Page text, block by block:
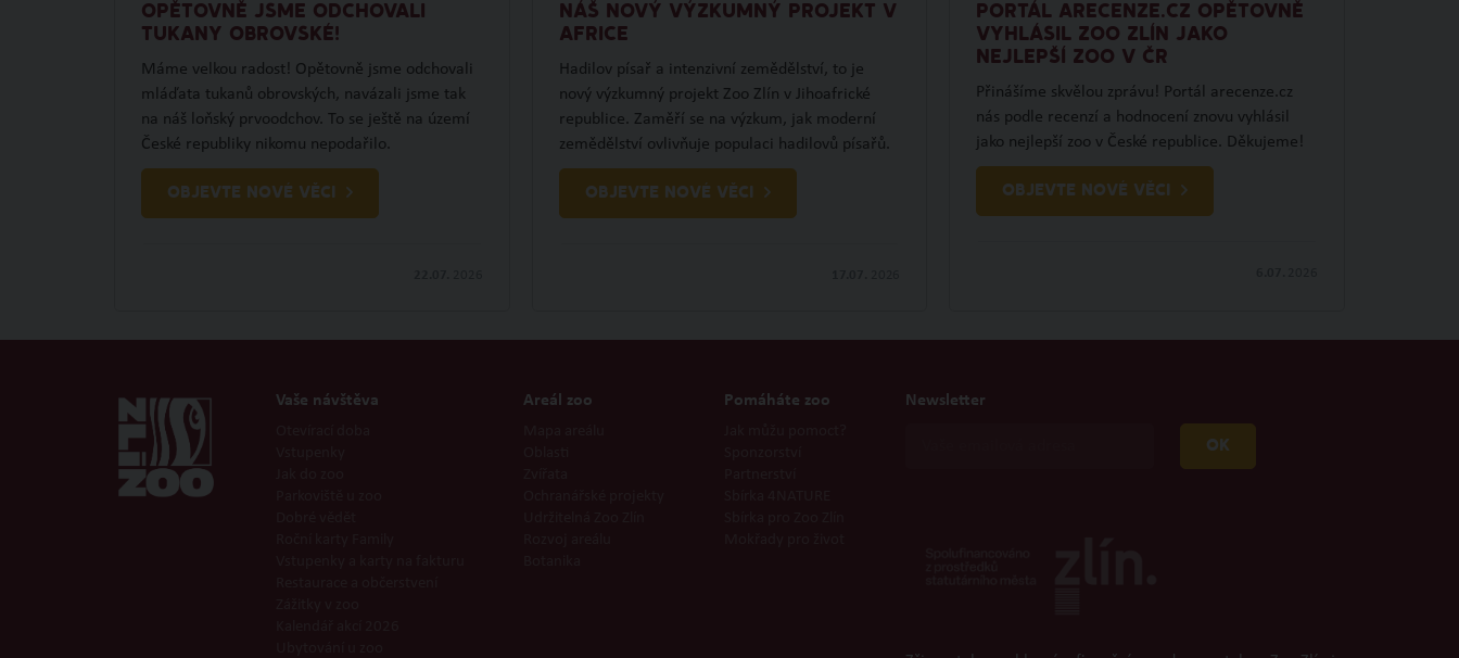
OPĚTOVNĚ JSME ODCHOVALI
TUKANY OBROVSKÉ!
Máme velkou radost! Opětovně jsme odchovali
mláďata tukanů obrovských, navázali jsme tak
na náš loňský prvoodchov. To se ještě na území
České republiky nikomu nepodařilo.
OBJEVTE NOVÉ VĚCI
NÁŠ NOVÝ VÝZKUMNÝ PROJEKT V
AFRICE
Hadilov písař a intenzivní zemědělství, to je
nový výzkumný projekt Zoo Zlín v Jihoafrické
republice. Zaměří se na výzkum, jak moderní
zemědělství ovlivňuje populaci hadilovů písařů.
OBJEVTE NOVÉ VĚCI
PORTÁL ARECENZE.CZ OPĚTOVNĚ
VYHLÁSIL ZOO ZLÍN JAKO
NEJLEPŠÍ ZOO V ČR
Přinášíme skvělou zprávu! Portál arecenze.cz
nás podle recenzí a hodnocení znovu vyhlásil
jako nejlepší zoo v České republice. Děkujeme!
OBJEVTE NOVÉ VĚCI
Vaše návštěva Areál zoo Pomáháte zoo Newsletter
OK